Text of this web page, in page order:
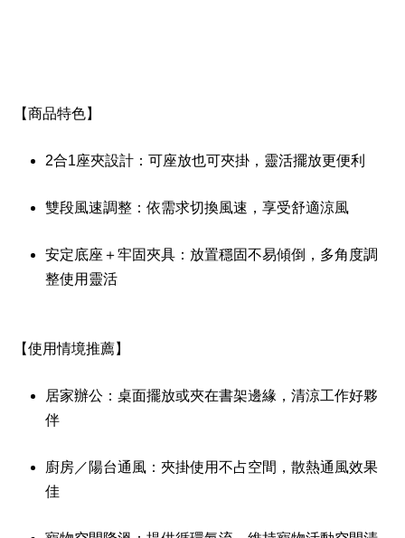
【商品特色】
2合1座夾設計：可座放也可夾掛，靈活擺放更便利
雙段風速調整：依需求切換風速，享受舒適涼風
安定底座＋牢固夾具：放置穩固不易傾倒，多角度調
整使用靈活
【使用情境推薦】
居家辦公：桌面擺放或夾在書架邊緣，清涼工作好夥
伴
廚房／陽台通風：夾掛使用不占空間，散熱通風效果
佳